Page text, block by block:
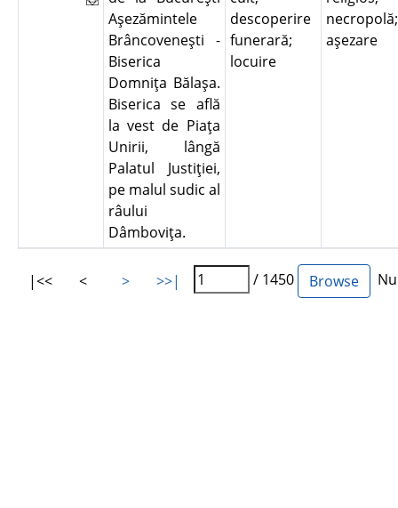
Aşezămintele
Brâncoveneşti -
Biserica
Domniţa Bălaşa.
Biserica se află
la vest de Piaţa
Unirii, lângă
Palatul Justiţiei,
pe malul sudic al
râului
Dâmboviţa.
descoperire
funerară;
locuire
necropolă;
aşezare
|<< < > >>| / 1450